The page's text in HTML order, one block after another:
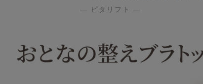
― ピタリフト ―